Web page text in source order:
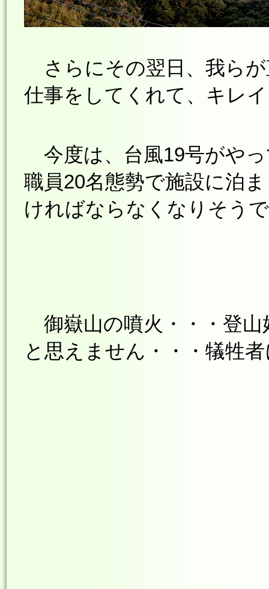
さらにその翌日、我ら
仕事をしてくれて、キレ
今度は、台風19号がや
職員20名態勢で施設に泊
ければならなくなりそう
御嶽山の噴火・・・登
と思えません・・・犠牲